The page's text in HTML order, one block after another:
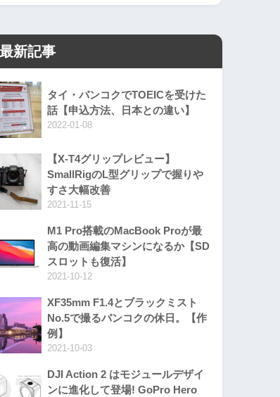
最新記事
タイ・バンコクでTOEICを受けた
話【申込方法、日本との違い】
2022-01-08
【X-T4グリップレビュー】
SmallRigのL型グリップで握りや
すさ大幅改善
2021-11-15
M1 Pro搭載のMacBook Proが最
高の動画編集マシンになるか【SD
スロットも復活】
2021-10-12
XF35mm F1.4とブラックミスト
No.5で撮るバンコクの休日。【作
例】
2021-10-03
DJI Action 2 はモジュールデザイ
ンに進化して登場! GoPro Hero